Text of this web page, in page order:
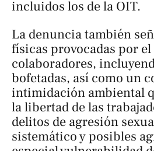
incluidos los de la OIT.
La denuncia también
físicas provocadas por
colaboradores,
bofetadas, así como un
intimidación ambiental
la libertad de las
delitos de agresión
sistemático y posibles